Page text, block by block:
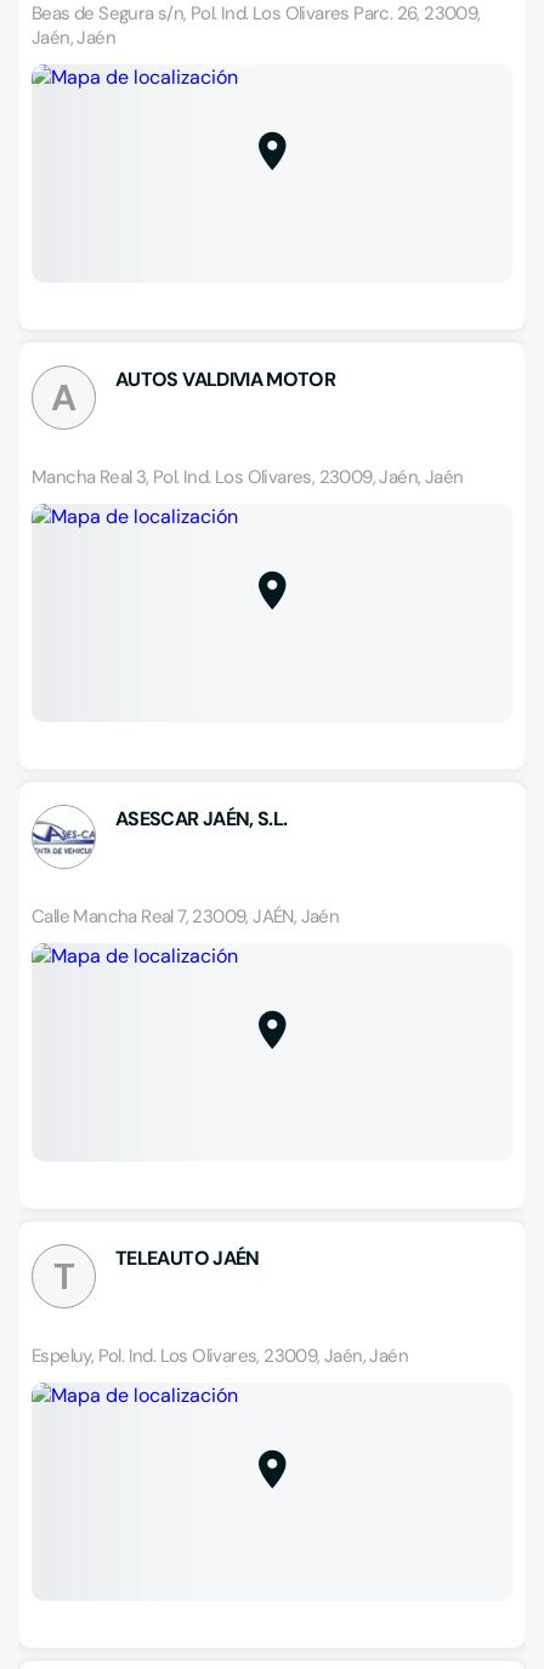
Beas de Segura s/n, Pol. Ind. Los Olivares Parc. 26, 23009,
Jaén, Jaén
A AUTOS VALDIVIA MOTOR
Mancha Real 3, Pol. Ind. Los Olivares, 23009, Jaén, Jaén
ASESCAR JAÉN, S.L.
Calle Mancha Real 7, 23009, JAÉN, Jaén
T TELEAUTO JAÉN
Espeluy, Pol. Ind. Los Olivares, 23009, Jaén, Jaén